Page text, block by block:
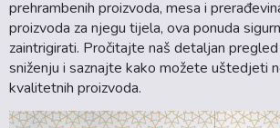
prehrambenih proizvoda, mesa i
proizvoda za njegu tijela, ova ponuda
zaintrigirati. Pročitajte naš detaljan
sniženju i saznajte kako možete uštedjeti
kvalitetnih proizvoda.